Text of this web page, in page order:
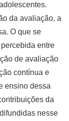
da avaliação, a
O que se
entre
de avaliação
contínua e
ensino dessa
da
nesse